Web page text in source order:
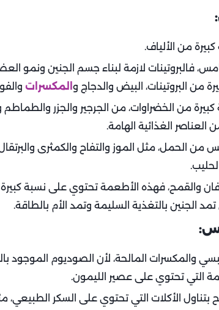
من الألياف.
فالبروتينات لازمة لبناء جسم الجنين ونمو
من البروتينات، البيض والدجاج و المكسرات
من الخضراوات، من الجرجير والجزر والطماطم
العناصر الغذائية الهامة.
الحمل، مثل الموز والتفاح والكمثرى
والقمح، فهذه الأطعمة تحتوي على نسبة
الجنين بالتغذية السليمة وتمد الأم بالطاقة.
والمكسرات المالحة، لأن الصوديوم الموجود
التي تحتوي على عصير الليمون.
بتناول الأكلات التي تحتوي على السكر الطبيعي،